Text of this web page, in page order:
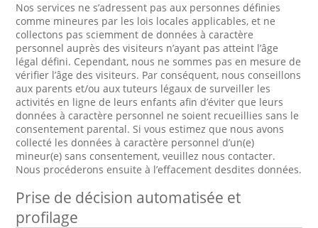
Nos services ne s’adressent pas aux personnes définies
comme mineures par les lois locales applicables, et ne
collectons pas sciemment de données à caractère
personnel auprès des visiteurs n’ayant pas atteint l’âge
légal défini. Cependant, nous ne sommes pas en mesure de
vérifier l’âge des visiteurs. Par conséquent, nous conseillons
aux parents et/ou aux tuteurs légaux de surveiller les
activités en ligne de leurs enfants afin d’éviter que leurs
données à caractère personnel ne soient recueillies sans le
consentement parental. Si vous estimez que nous avons
collecté les données à caractère personnel d’un(e)
mineur(e) sans consentement, veuillez nous contacter.
Nous procéderons ensuite à l’effacement desdites données.
Prise de décision automatisée et
profilage